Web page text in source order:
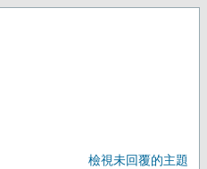
檢視未回覆的主題